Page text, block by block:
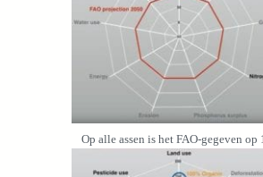
Op alle assen is het FAO-gegeven op